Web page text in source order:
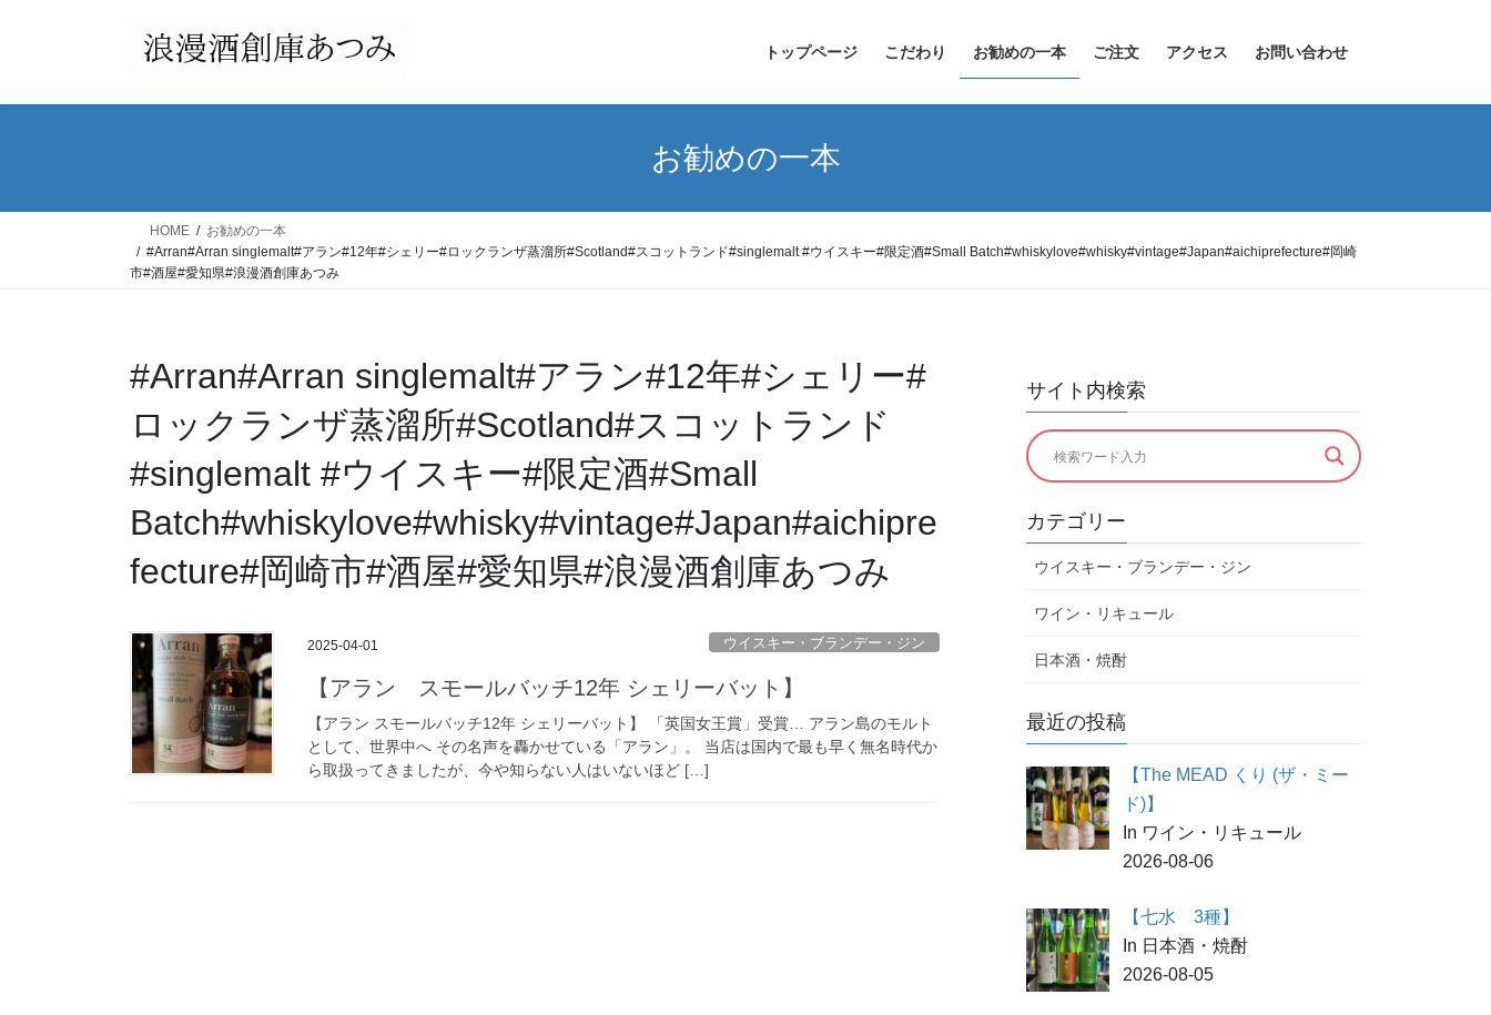
トップページ こだわり お勧めの一本 ご注文 アクセス お問い合わせ
お勧めの一本
HOME
お勧めの一本
#Arran#Arran singlemalt#アラン#12年#シェリー#ロックランザ蒸溜所#Scotland#スコットランド#singlemalt #ウイスキー#限定酒#Small Batch#whiskylove#whisky#vintage#Japan#aichiprefecture#岡崎
市#酒屋#愛知県#浪漫酒創庫あつみ
#Arran#Arran singlemalt#アラン#12年#シェリー#
ロックランザ蒸溜所#Scotland#スコットランド
#singlemalt #ウイスキー#限定酒#Small
Batch#whiskylove#whisky#vintage#Japan#aichipre
fecture#岡崎市#酒屋#愛知県#浪漫酒創庫あつみ
2025-04-01 ウイスキー・ブランデー・ジン
【アラン スモールバッチ12年 シェリーバット】
【アラン スモールバッチ12年 シェリーバット】 「英国女王賞」受賞… アラン島のモルト
として、世界中へ その名声を轟かせている「アラン」。 当店は国内で最も早く無名時代か
ら取扱ってきましたが、今や知らない人はいないほど […]
サイト内検索
カテゴリー
ウイスキー・ブランデー・ジン
ワイン・リキュール
日本酒・焼酎
最近の投稿
【The MEAD くり (ザ・ミー
ド)】
In ワイン・リキュール
2026-08-06
【七水 3種】
In 日本酒・焼酎
2026-08-05